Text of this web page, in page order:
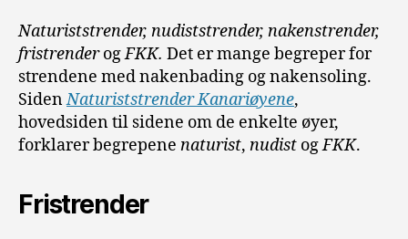
Naturiststrender, nudiststrender, nakenstrender,
fristrenderogFKK. Det er mange begreper for
strendene med nakenbading og nakensoling.
SidenNaturiststrender Kanariøyene,
hovedsiden til sidene om de enkelte øyer,
forklarer begrepene naturist, nudist ogFKK.
Fristrender